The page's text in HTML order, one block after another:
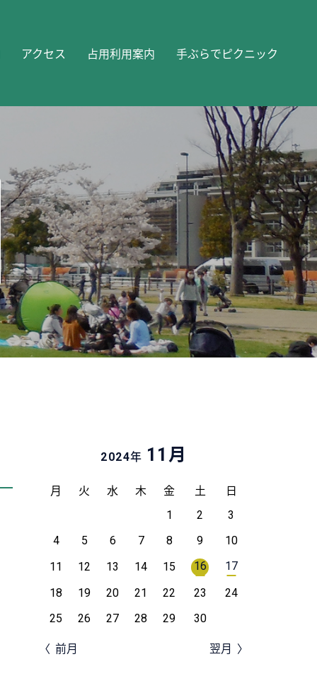
アクセス 占用利用案内 手ぶらでピクニック
2024年 11 月
月 火 水 木 金 土 日
1 2
3
4
5 6 7 8 9
10
11
12 13 14 15 16
17
18
19 20 21 22 23
24
25
26 27 28 29 30
前月 翌月